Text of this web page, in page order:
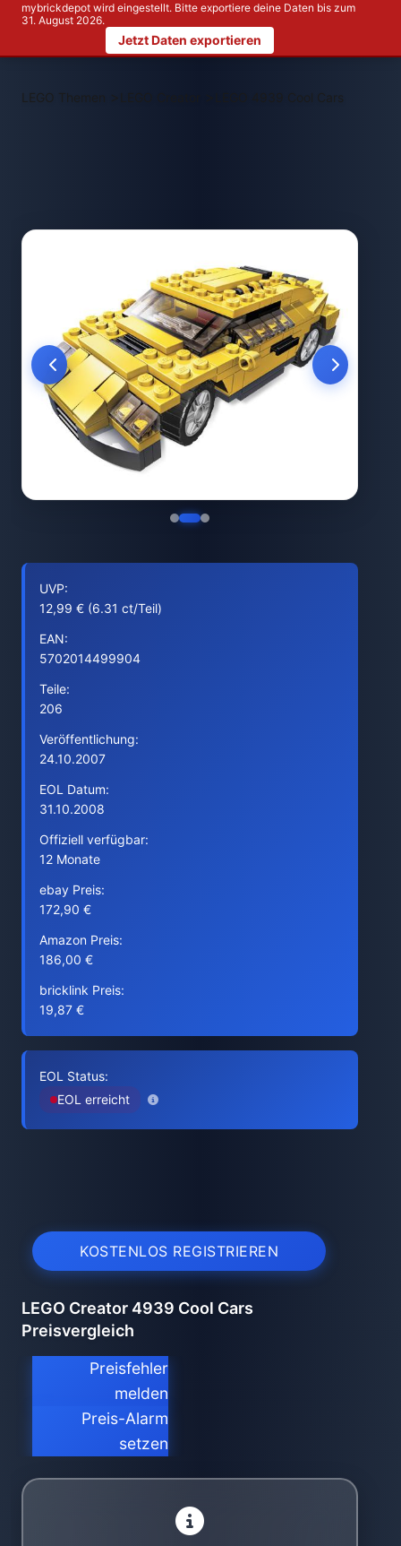
mybrickdepot wird eingestellt. Bitte exportiere deine Daten bis zum
31. August 2026.
Jetzt Daten exportieren
LEGO Themen > LEGO 4939 Cool Cars
UVP:
12,99 € (6.31 ct/Teil)
EAN:
5702014499904
Teile:
206
Veröffentlichung:
24.10.2007
EOL Datum:
31.10.2008
Offiziell verfügbar:
12 Monate
ebay Preis:
172,90 €
Amazon Preis:
186,00 €
bricklink Preis:
19,87 €
EOL Status:
EOL erreicht
KOSTENLOS REGISTRIEREN
LEGO Creator 4939 Cool Cars
Preisvergleich
Preisfehler
melden
Preis-Alarm
setzen